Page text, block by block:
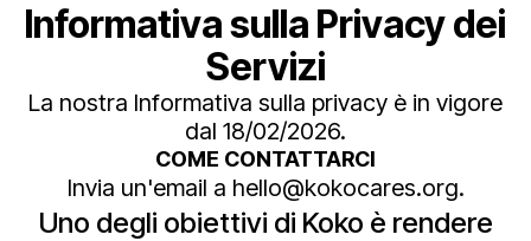
Informativa sulla Privacy dei
Servizi
La nostra Informativa sulla privacy è in vigore
dal 18/02/2026.
COME CONTATTARCI
Invia un'email a hello@kokocares.org.
Uno degli obiettivi di Koko è rendere